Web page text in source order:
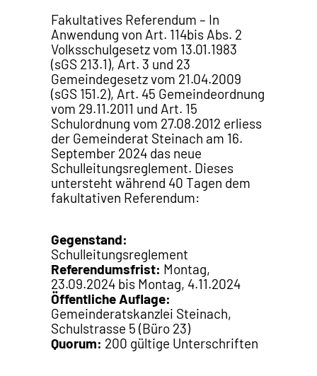
Fakultatives Referendum – In
Anwendung von Art. 114bis Abs. 2
Volksschulgesetz vom 13.01.1983
(sGS 213.1), Art. 3 und 23
Gemeindegesetz vom 21.04.2009
(sGS 151.2), Art. 45 Gemeindeordnung
vom 29.11.2011 und Art. 15
Schulordnung vom 27.08.2012 erliess
der Gemeinderat Steinach am 16.
September 2024 das neue
Schulleitungsreglement. Dieses
untersteht während 40 Tagen dem
fakultativen Referendum:
Gegenstand:
Schulleitungsreglement
Referendumsfrist: Montag,
23.09.2024 bis Montag, 4.11.2024
Öffentliche Auflage:
Gemeinderatskanzlei Steinach,
Schulstrasse 5 (Büro 23)
Quorum: 200 gültige Unterschriften